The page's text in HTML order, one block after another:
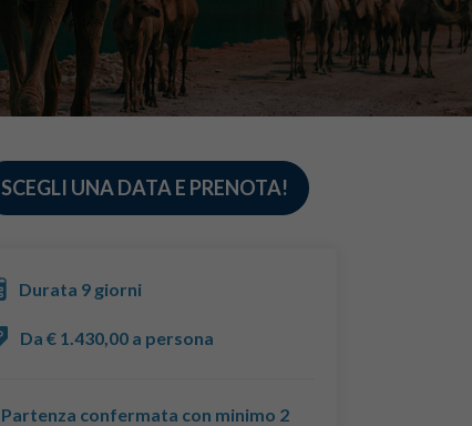
SCEGLI UNA DATA E PRENOTA!
Durata 9 giorni
Da € 1.430,00 a persona
Partenza confermata con minimo 2